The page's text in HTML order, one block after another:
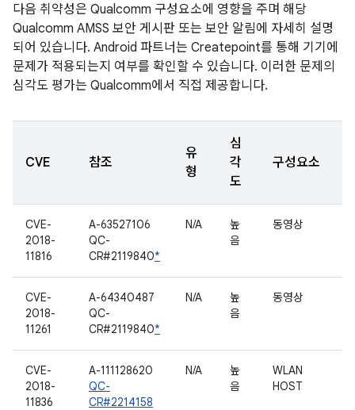
다음 취약성은 Qualcomm 구성요소에 영향을 주며 해당
Qualcomm AMSS 보안 게시판 또는 보안 알림에 자세히 설명
되어 있습니다. Android 파트너는 Createpoint를 통해 기기에
문제가 적용되는지 여부를 확인할 수 있습니다. 이러한 문제의
심각도 평가는 Qualcomm에서 직접 제공합니다.
CVE 참조
유
형
심
각
도
구성요소
CVE-
2018-
11816
A-63527106
QC-
CR#2119840*
N/A
높
음
동영상
CVE-
2018-
11261
A-64340487
QC-
CR#2119840*
N/A
높
음
동영상
CVE-
2018-
11836
A-111128620
QC-
CR#2214158
N/A
높
음
WLAN
HOST